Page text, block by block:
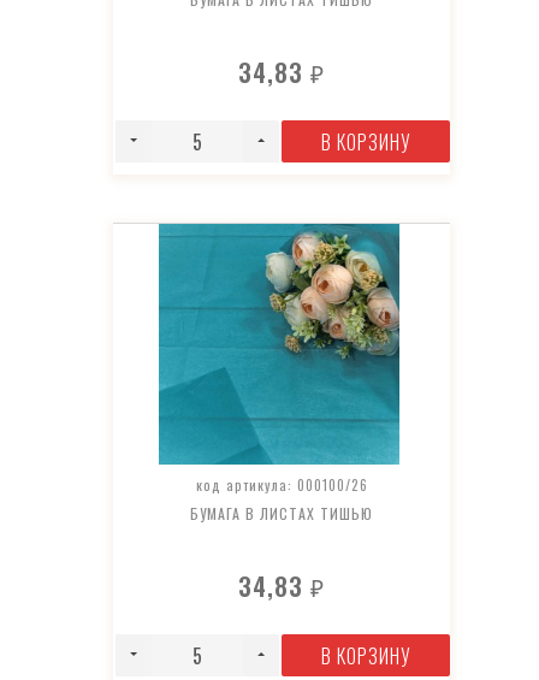
34,83₽
В КОРЗИНУ
код артикула: 000100/26
БУМАГА В ЛИСТАХ ТИШЬЮ
34,83₽
В КОРЗИНУ